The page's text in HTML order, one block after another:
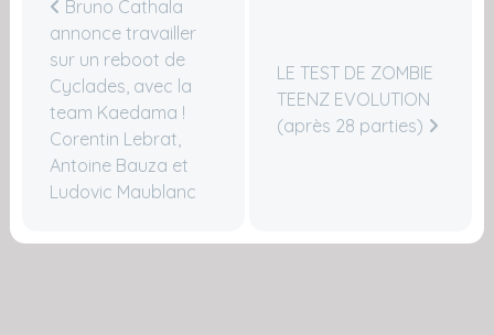
Bruno Cathala
annonce travailler
sur un reboot de
Cyclades, avec la
team Kaedama !
Corentin Lebrat,
Antoine Bauza et
Ludovic Maublanc
LE TEST DE ZOMBIE
TEENZ EVOLUTION
(après 28 parties)